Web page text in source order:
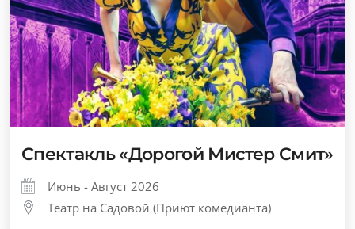
Спектакль «Дорогой Мистер Смит»
Июнь - Август 2026
Театр на Садовой (Приют комедианта)